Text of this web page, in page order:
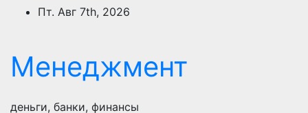
ПерейтиПт. Авг 7th, 2026
Менеджмент
деньги, банки, финансы